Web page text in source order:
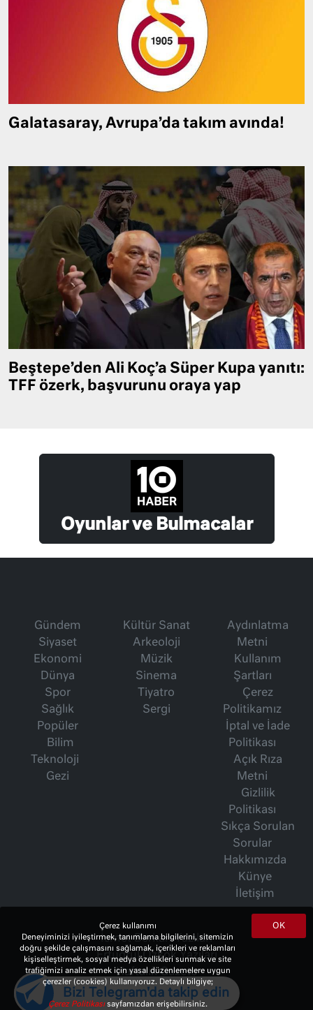
Galatasaray, Avrupa’da takım avında!
Beştepe’den Ali Koç’a Süper Kupa yanıtı:
TFF özerk, başvurunu oraya yap
Oyunlar ve Bulmacalar
Gündem
Siyaset
Ekonomi
Dünya
Spor
Sağlık
Popüler
Bilim
Teknoloji
Gezi
Kültür Sanat
Arkeoloji
Müzik
Sinema
Tiyatro
Sergi
Aydınlatma
Metni
Kullanım
Şartları
Çerez
Politikamız
İptal ve İade
Politikası
Açık Rıza
Metni
Gizlilik
Politikası
Sıkça Sorulan
Sorular
Hakkımızda
Künye
İletişim
İsmet Berkan Yazıları
Ertuğrul Özkök Yazıları
Haftalık Gazete
OK
Çerez kullanımı
Deneyiminizi iyileştirmek, tanımlama bilgilerini, sitemizin
doğru şekilde çalışmasını sağlamak, içerikleri ve reklamları
kişiselleştirmek, sosyal medya özellikleri sunmak ve site
trafiğimizi analiz etmek için yasal düzenlemelere uygun
çerezler (cookies) kullanıyoruz. Detaylı bilgiye;
Çerez Politikasısayfamızdan erişebilirsiniz.
Bizi Telegram'da takip edin